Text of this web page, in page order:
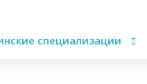
специализации